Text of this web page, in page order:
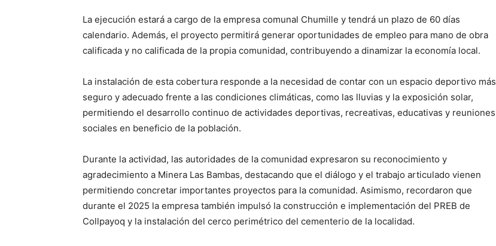
La ejecución estará a cargo de la empresa comunal Chumille y tendrá un plazo de 60 días
calendario. Además, el proyecto permitirá generar oportunidades de empleo para mano de obra
calificada y no calificada de la propia comunidad, contribuyendo a dinamizar la economía local.
La instalación de esta cobertura responde a la necesidad de contar con un espacio deportivo más
seguro y adecuado frente a las condiciones climáticas, como las lluvias y la exposición solar,
permitiendo el desarrollo continuo de actividades deportivas, recreativas, educativas y reuniones
sociales en beneficio de la población.
Durante la actividad, las autoridades de la comunidad expresaron su reconocimiento y
agradecimiento a Minera Las Bambas, destacando que el diálogo y el trabajo articulado vienen
permitiendo concretar importantes proyectos para la comunidad. Asimismo, recordaron que
durante el 2025 la empresa también impulsó la construcción e implementación del PREB de
Collpayoq y la instalación del cerco perimétrico del cementerio de la localidad.